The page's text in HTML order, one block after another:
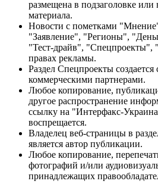
размещена в подзаголовке или
материала.
Новости с пометками
"Заявление", "Регионы",
"Тест-драйв", "Спецпроекты",
правах рекламы.
Раздел Спецпроекты создается
коммерческими партнерами.
Любое копирование,
другое распространение
ссылку на "Интерфакс-
воспрещается.
Владелец веб-страницы в
является автор публикации.
Любое копирование,
фотографий и/или
принадлежащих